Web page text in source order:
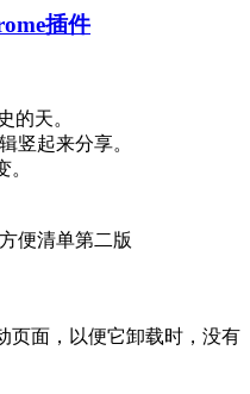
插件
的天。
竖起来分享。
便清单第二版
页面，以便它卸载时，没有